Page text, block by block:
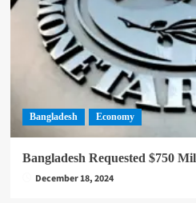
Bangladesh Economy
Bangladesh Requested $750
December 18, 2024